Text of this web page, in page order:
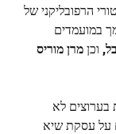
הסנאטורי הרפובליקני של
במועמדים
וכןמרן מוריס
בערוצים לא
על עסקת שיא